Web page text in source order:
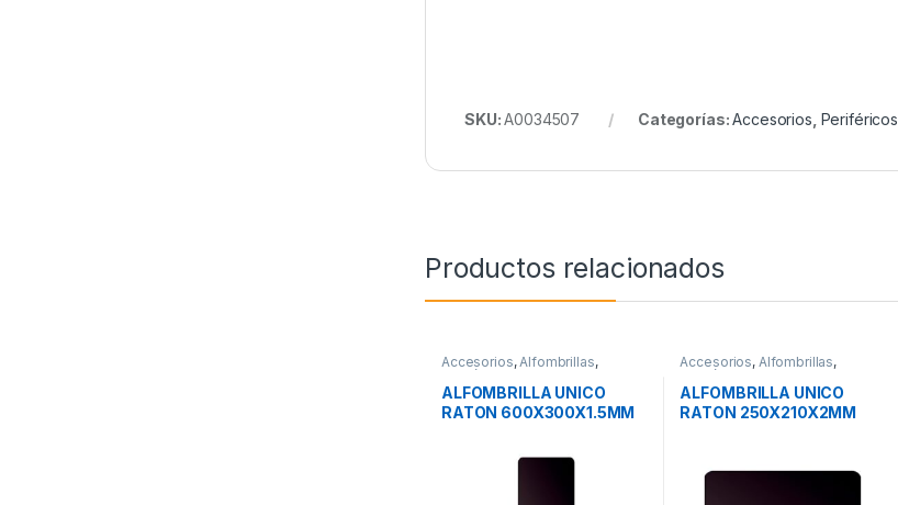
SKU:A0034507 Categorías:Accesorios Periféricos
Productos relacionados
Accesorios,Alfombrillas,
Periféricos
ALFOMBRILLA UNICO
RATON 600X300X1.5MM
Accesorios, Alfombrillas,
Periféricos
ALFOMBRILLA UNICO
RATON 250X210X2MM